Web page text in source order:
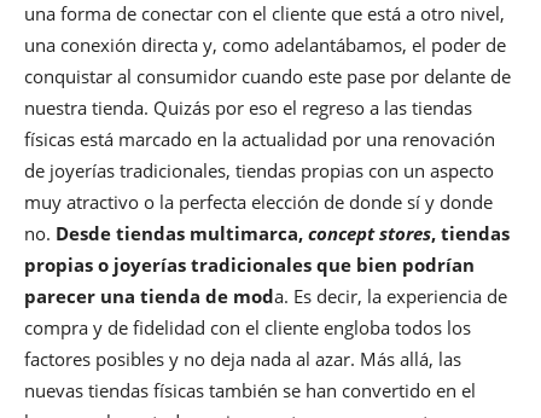
una forma de conectar con el cliente que está a otro nivel,
una conexión directa y, como adelantábamos, el poder de
conquistar al consumidor cuando este pase por delante de
nuestra tienda. Quizás por eso el regreso a las tiendas
físicas está marcado en la actualidad por una renovación
de joyerías tradicionales, tiendas propias con un aspecto
muy atractivo o la perfecta elección de donde sí y donde
no. Desde tiendas multimarca, concept stores, tiendas
propias o joyerías tradicionales que bien podrían
parecer una tienda de moda. Es decir, la experiencia de
compra y de fidelidad con el cliente engloba todos los
factores posibles y no deja nada al azar. Más allá, las
nuevas tiendas físicas también se han convertido en el